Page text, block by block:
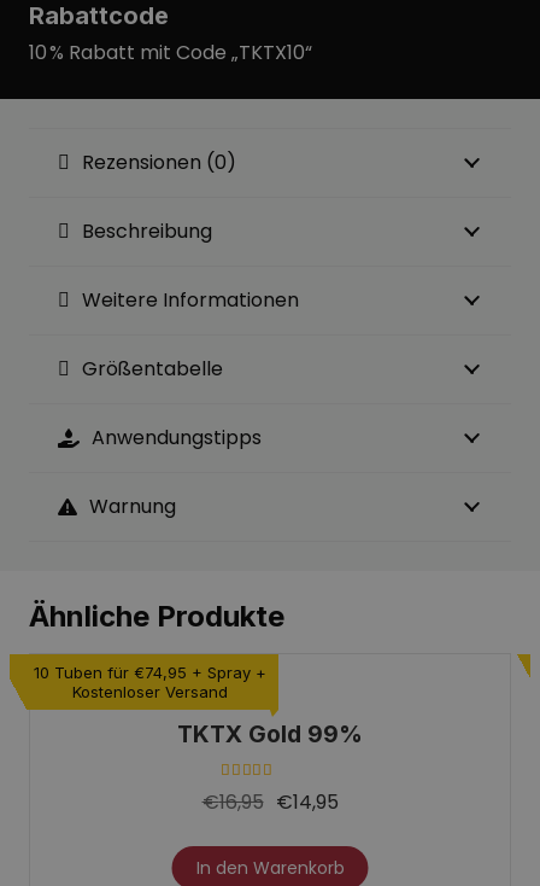
Rabattcode
10 % Rabatt mit Code „TKTX10“
Rezensionen (0)
Beschreibung
Weitere Informationen
Größentabelle
Anwendungstipps
Warnung
Ähnliche Produkte
10 Tuben für €74,95 + Spray +
Kostenloser Versand
TKTX Gold 99%
Bewertet mit
€16,95 €14,95
In den Warenkorb
Dieses